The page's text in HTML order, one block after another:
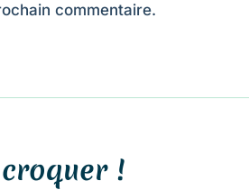
commentaire.
!